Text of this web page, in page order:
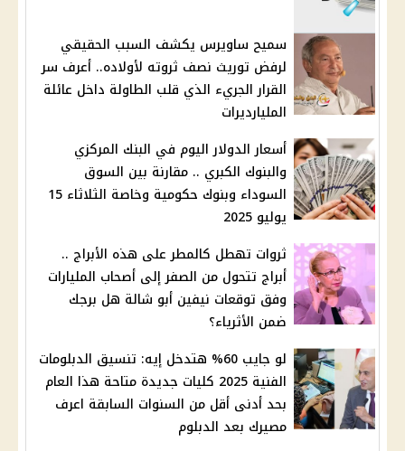
سميح ساويرس يكشف السبب الحقيقي
لرفض توريث نصف ثروته لأولاده.. أعرف سر
القرار الجريء الذي قلب الطاولة داخل عائلة
المليارديرات
أسعار الدولار اليوم في البنك المركزي
والبنوك الكبري .. مقارنة بين السوق
السوداء وبنوك حكومية وخاصة الثلاثاء 15
يوليو 2025
ثروات تهطل كالمطر على هذه الأبراج ..
أبراج تتحول من الصفر إلى أصحاب المليارات
وفق توقعات نيفين أبو شالة هل برجك
ضمن الأثرياء؟
لو جايب 60% هتدخل إيه: تنسيق الدبلومات
الفنية 2025 كليات جديدة متاحة هذا العام
بحد أدنى أقل من السنوات السابقة اعرف
مصيرك بعد الدبلوم